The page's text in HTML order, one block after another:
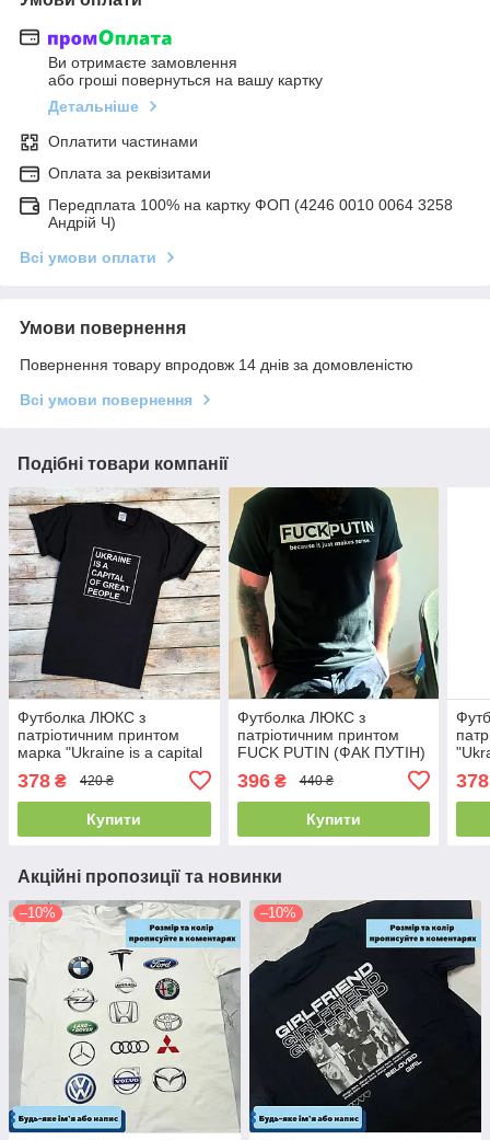
Ви отримаєте замовлення
або гроші повернуться на вашу картку
Детальніше
Оплатити частинами
Оплата за реквізитами
Передплата 100% на картку ФОП (4246 0010 0064 3258
Андрій Ч)
Всі умови оплати
Умови повернення
Повернення товару впродовж 14 днів за домовленістю
Всі умови повернення
Подібні товари компанії
Футболка ЛЮКС з
патріотичним принтом
марка "Ukraine is a capital
бавовна
378 ₴ 420 ₴
Купити
Футболка ЛЮКС з
патріотичним принтом
FUCK PUTIN (ФАК ПУТІН)
396₴ 440 ₴
Купити
378
Акційні пропозиції та новинки
–10% –10%